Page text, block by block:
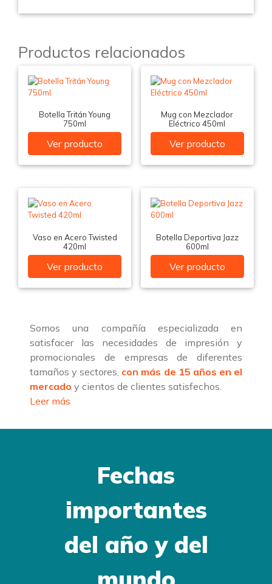
Productos relacionados
Botella Tritán Young
750ml
Ver producto
Mug con Mezclador
Eléctrico 450ml
Ver producto
Vaso en Acero Twisted
420ml
Ver producto
Botella Deportiva Jazz
600ml
Ver producto
Somos una compañía especializada en
satisfacer las necesidades de impresión y
promocionales de empresas de diferentes
tamaños y sectores, con más de 15 años en el
mercado y cientos de clientes satisfechos.
Leer más
Fechas
importantes
del año y del